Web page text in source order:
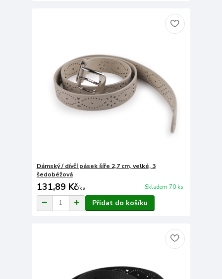
Dámský / dívčí pásek šíře 2,7 cm, velké, 3
šedobéžová
131,89 Kč/ks Skladem 70 ks
Přidat do košíku